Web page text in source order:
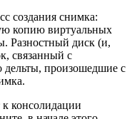
создания снимка:
копию виртуальных
Разностный диск (и,
связанный с
дельты, произошедшие с
консолидации